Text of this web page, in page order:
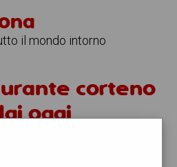
il mondo intorno
corteno
oggi